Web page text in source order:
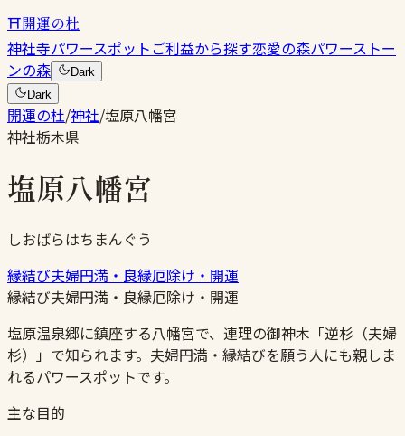
⛩開運の杜
神社寺パワースポットご利益から探す恋愛の森パワーストー
ンの森
Dark
Dark
開運の杜/神社/塩原八幡宮
神社栃木県
塩原八幡宮
しおばらはちまんぐう
縁結び夫婦円満・良縁厄除け・開運
縁結び夫婦円満・良縁厄除け・開運
塩原温泉郷に鎮座する八幡宮で、連理の御神木「逆杉（夫婦
杉）」で知られます。夫婦円満・縁結びを願う人にも親しま
れるパワースポットです。
主な目的